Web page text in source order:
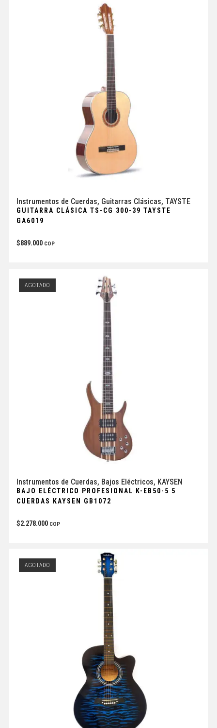
Instrumentos de Cuerdas, Guitarras Clásicas, TAYSTE
GUITARRA CLÁSICA TS-CG 300-39 TAYSTE
GA6019
$889.000 COP
AGOTADO
Instrumentos de Cuerdas, Bajos Eléctricos, KAYSEN
BAJO ELÉCTRICO PROFESIONAL K-EB50-5 5
CUERDAS KAYSEN GB1072
$2.278.000 COP
AGOTADO